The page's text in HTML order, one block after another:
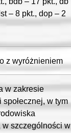
– 8 pkt., dop – 2
z wyróżnieniem
w zakresie
społecznej, w tym
w szczególności w